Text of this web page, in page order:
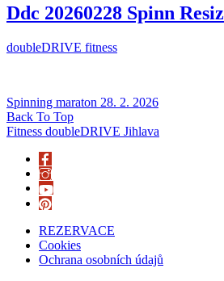
Ddc 20260228 Spinn
doubleDRIVE fitness
Spinning maraton 28. 2. 2026
Back To Top
Fitness doubleDRIVE Jihlava
REZERVACE
Cookies
Ochrana osobních údajů